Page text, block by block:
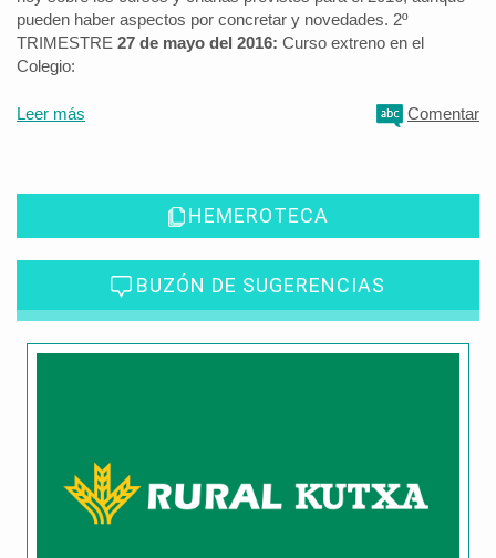
pueden haber aspectos por concretar y novedades. 2º
TRIMESTRE 27 de mayo del 2016: Curso extreno en el
Colegio:
Leer más Comentar
HEMEROTECA
BUZÓN DE SUGERENCIAS